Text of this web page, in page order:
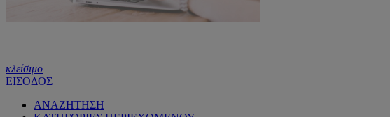
κλείσιμο
ΕΙΣΟΔΟΣ
ΑΝΑΖΗΤΗΣΗ